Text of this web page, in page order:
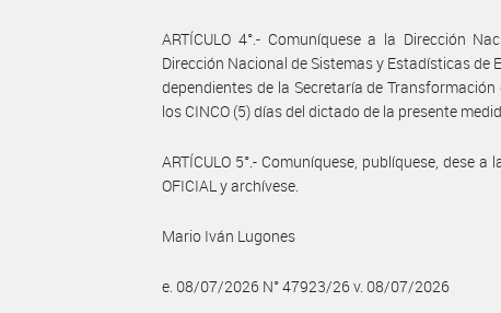
ARTÍCULO 4°.- Comuníquese a la Dirección
Dirección Nacional de Sistemas y Estadísticas de
dependientes de la Secretaría de
los CINCO (5) días del dictado de la presente
ARTÍCULO 5°.- Comuníquese, publíquese, dese a
OFICIAL y archívese.
Mario Iván Lugones
e. 08/07/2026 N° 47923/26 v. 08/07/2026